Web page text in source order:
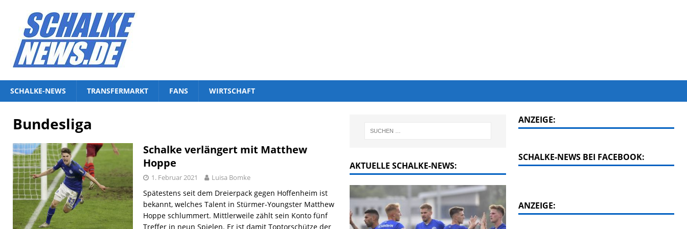
SCHALKE-NEWS TRANSFERMARKT FANS WIRTSCHAFT
Bundesliga
Schalke verlängert mit Matthew
Hoppe
1. Februar 2021 Luisa Bomke
Spätestens seit dem Dreierpack gegen Hoffenheim ist
bekannt, welches Talent in Stürmer-Youngster Matthew
Hoppe schlummert. Mittlerweile zählt sein Konto fünf
Treffer in neun Spielen. Er ist damit Toptorschütze der
AKTUELLE SCHALKE-NEWS:
ANZEIGE:
SCHALKE-NEWS BEI FACEBOOK:
ANZEIGE: